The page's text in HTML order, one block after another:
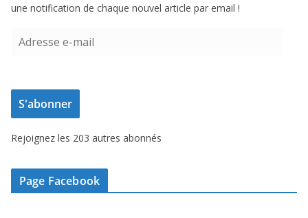
une notification de chaque nouvel article par email !
e
s
e
-
m
S'abonner
Rejoignez les 203 autres abonnés
Page Facebook